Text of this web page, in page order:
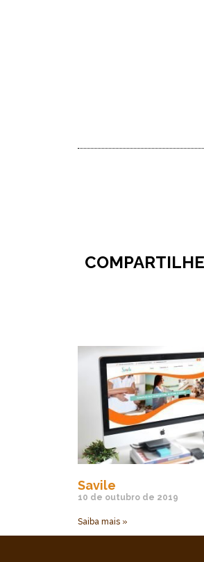
COMPARTILHE
Savile
10 de outubro de 2019
Saiba mais »